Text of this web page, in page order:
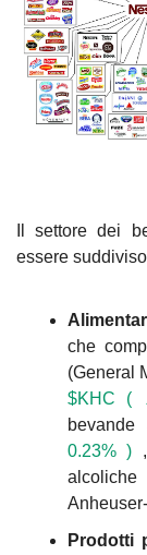
Il settore dei
essere
che
(General
$KHC (
0.23% )
Prodotti